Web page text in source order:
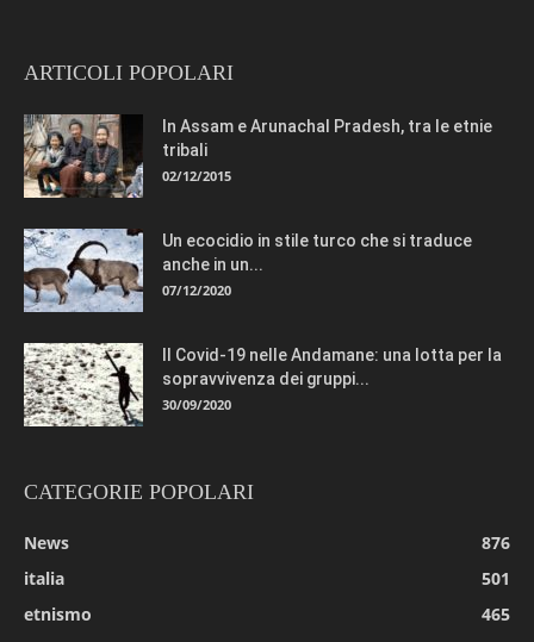
ARTICOLI POPOLARI
In Assam e Arunachal Pradesh, tra le etnie
tribali
02/12/2015
Un ecocidio in stile turco che si traduce
anche in un...
07/12/2020
Il Covid-19 nelle Andamane: una lotta per la
sopravvivenza dei gruppi...
30/09/2020
CATEGORIE POPOLARI
News
876
italia
501
etnismo
465